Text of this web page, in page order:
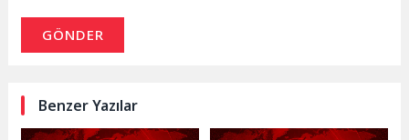
GÖNDER
Benzer Yazılar